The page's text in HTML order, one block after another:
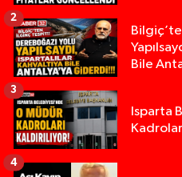
Bile
2
Isparta
3
4